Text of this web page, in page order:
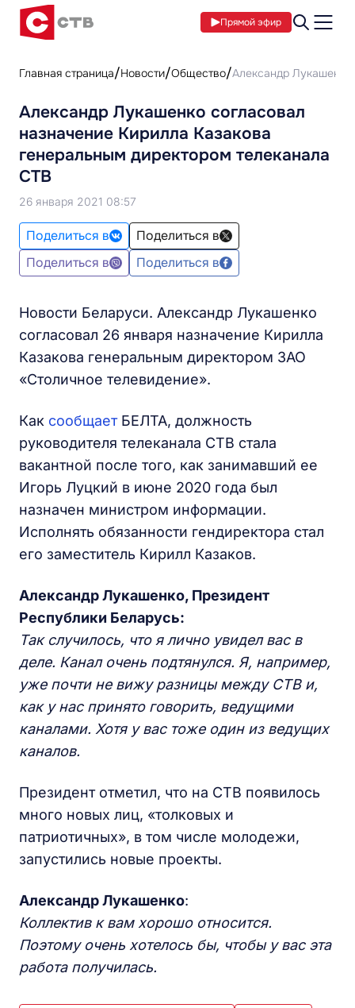
Прямой эфир
Главная страница Новости Общество Александр Лукашенко
Александр Лукашенко согласовал
назначение Кирилла Казакова
генеральным директором телеканала
СТВ
26 января 2021 08:57
Поделиться в
Поделиться в
Поделиться в
Поделиться в
Новости Беларуси. Александр Лукашенко
согласовал 26 января назначение Кирилла
Казакова генеральным директором ЗАО
«Столичное телевидение».
Как сообщаетБЕЛТА, должность
руководителя телеканала СТВ стала
вакантной после того, как занимавший ее
Игорь Луцкий в июне 2020 года был
назначен министром информации.
Исполнять обязанности гендиректора стал
его заместитель Кирилл Казаков.
Александр Лукашенко, Президент
Республики Беларусь:
Так случилось, что я лично увидел вас в
деле. Канал очень подтянулся. Я, например,
уже почти не вижу разницы между СТВ и,
как у нас принято говорить, ведущими
каналами. Хотя у вас тоже один из ведущих
каналов.
Президент отметил, что на СТВ появилось
много новых лиц, «толковых и
патриотичных», в том числе молодежи,
запустились новые проекты.
Александр Лукашенко:
Коллектив к вам хорошо относится.
Поэтому очень хотелось бы, чтобы у вас эта
работа получилась.